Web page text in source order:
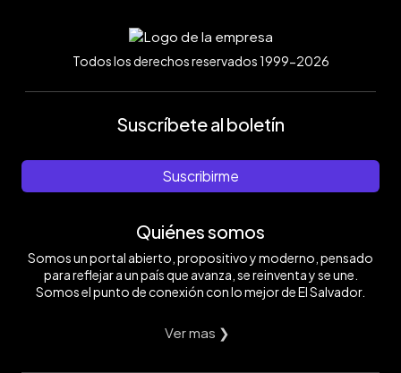
Todos los derechos reservados 1999-2026
Suscríbete al boletín
Suscribirme
Quiénes somos
Somos un portal abierto, propositivo y moderno, pensado
para reflejar a un país que avanza, se reinventa y se une.
Somos el punto de conexión con lo mejor de El Salvador.
Ver mas ❯